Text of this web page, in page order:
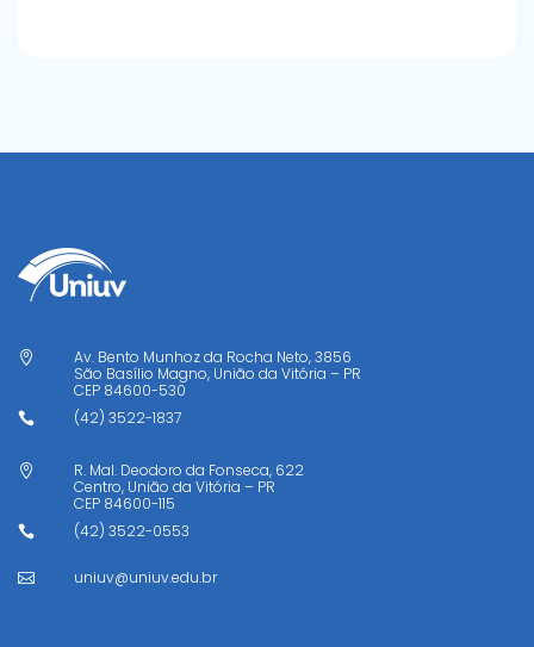

Av. Bento Munhoz da Rocha Neto, 3856
São Basílio Magno, União da Vitória – PR
CEP 84600-530
 (42) 3522-1837

R. Mal. Deodoro da Fonseca, 622
Centro, União da Vitória – PR
CEP 84600-115
 (42) 3522-0553
 uniuv@uniuv.edu.br